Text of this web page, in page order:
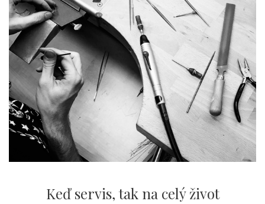
Keď servis,tak na celý život